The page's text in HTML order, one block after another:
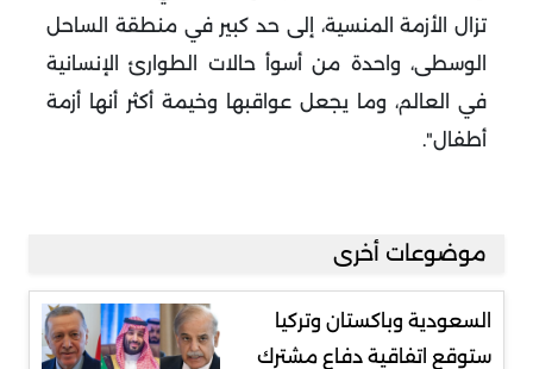
تزال الأزمة المنسية، إلى حد كبير في منطقة الساحل
الوسطى، واحدة من أسوأ حالات الطوارئ الإنسانية
في العالم، وما يجعل عواقبها وخيمة أكثر أنها أزمة
أطفال".
موضوعات أخرى
السعودية وباكستان وتركيا
ستوقع اتفاقية دفاع مشترك